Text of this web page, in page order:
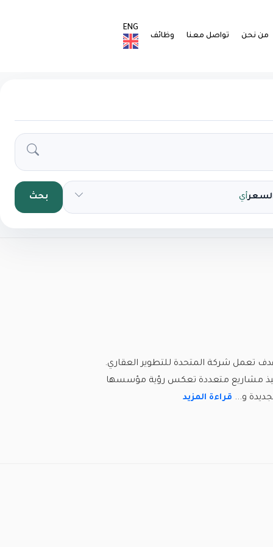
من نحن تواصل معنا وظائف
ENG
أي بحث
تعمل شركة المتحدة للتطوير العقاري.
مشروعاتها. تمكنت الشركة منذ أنشئت في 1995 من تنفيذ مشاريع متعددة تعكس رؤية مؤسسها
و... قراءة المزيد